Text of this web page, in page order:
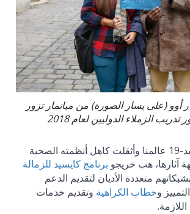
أوو (على يسار الصورة) من ميانمار تزور
تدريب الزملاء الدوليين لعام 2018
ضربت جائحة كوفيد-19 عالمنا وأثقلت كاهل أنظمته الصحية
آثارها، هب خريجو برنامج كايسيد للزمالة
متعددة الأديان لتقديم الدعم
وخطاب الكراهية وتقديم خدمات